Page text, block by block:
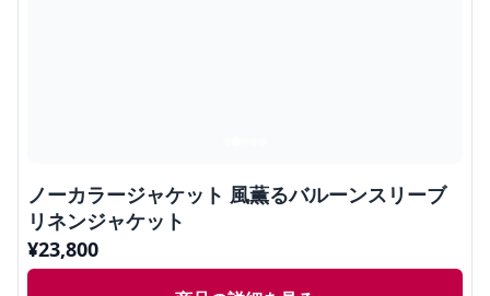
ノーカラージャケット 風薫るバルーンスリーブ
リネンジャケット
¥23,800